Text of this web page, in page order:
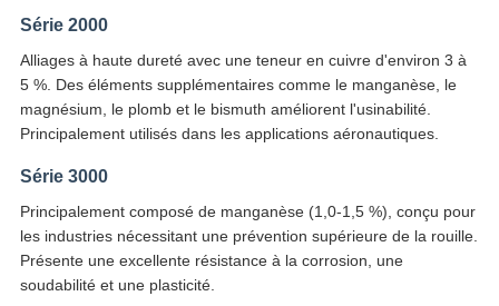
Série 2000
Alliages à haute dureté avec une teneur en cuivre d'environ 3 à
5 %. Des éléments supplémentaires comme le manganèse, le
magnésium, le plomb et le bismuth améliorent l'usinabilité.
Principalement utilisés dans les applications aéronautiques.
Série 3000
Principalement composé de manganèse (1,0-1,5 %), conçu pour
les industries nécessitant une prévention supérieure de la rouille.
Présente une excellente résistance à la corrosion, une
soudabilité et une plasticité.